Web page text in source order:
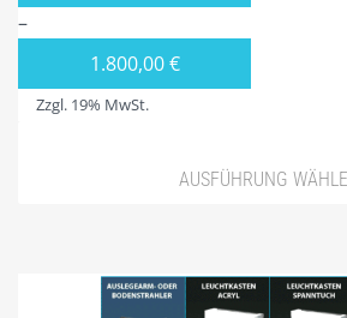
DIVISIONSPARTNER
PLZ 1
–
1.800,00€
Zzgl. 19% MwSt.
AUSFÜHRUNG